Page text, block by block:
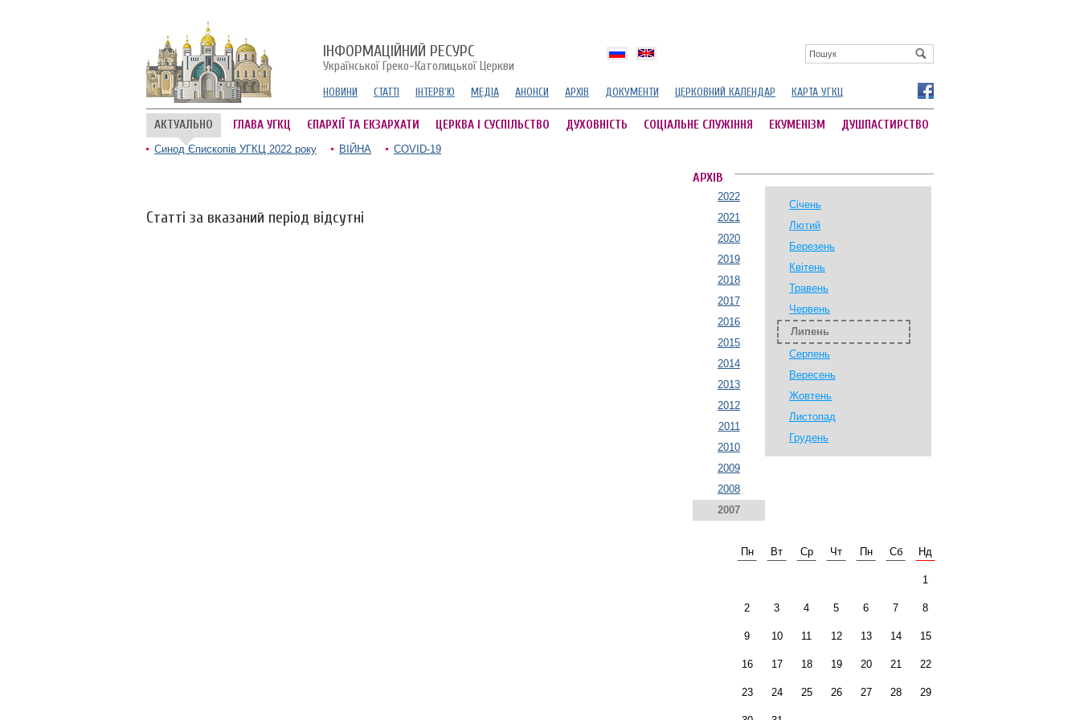
ІНФОРМАЦІЙНИЙ РЕСУРС
Української Греко-Католицької Церкви
НОВИНИ СТАТТІ ІНТЕРВ'Ю МЕДІА АНОНСИ АРХІВ ДОКУМЕНТИ ЦЕРКОВНИЙ КАЛЕНДАР КАРТА УГКЦ
АКТУАЛЬНО ГЛАВА УГКЦ ЄПАРХІЇ ТА ЕКЗАРХАТИ ЦЕРКВА І СУСПІЛЬСТВО ДУХОВНІСТЬ СОЦІАЛЬНЕ СЛУЖІННЯ ЕКУМЕНІЗМ ДУШПАСТИРСТВО
Синод Єпископів УГКЦ 2022 року ВІЙНА COVID-19
Статті за вказаний період відсутні
АРХІВ
2022
2021
2020
2019
2018
2017
2016
2015
2014
2013
2012
2011
2010
2009
2008
2007
Січень
Лютий
Березень
Квітень
Травень
Червень
Липень
Серпень
Вересень
Жовтень
Листопад
Грудень
Пн Вт Ср Чт Пн Сб Нд
1
2 3 4 5 6 7 8
9 10 11 12 13 14 15
16 17 18 19 20 21 22
23 24 25 26 27 28 29